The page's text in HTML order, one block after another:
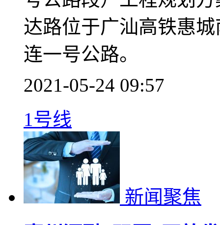
南站
我市将规划建设一条
市交通运输局日前在
号公路段）工程规划
达路位于广汕高铁惠
连一号公路。
2021-05-24 09:57